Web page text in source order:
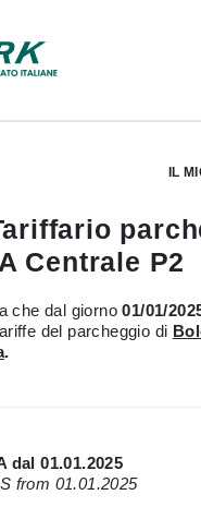
IL
Centrale P2
che dal giorno01/01/
del parcheggio di
.
dal 01.01.2025
from 01.01.2025